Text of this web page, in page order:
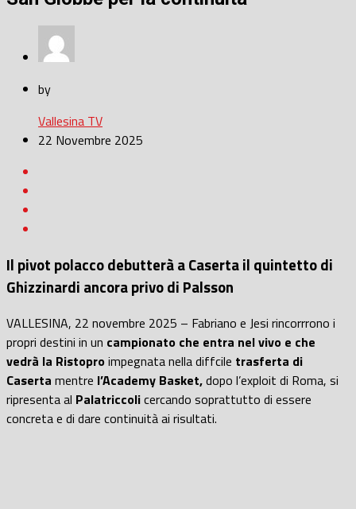
by
Vallesina TV
22 Novembre 2025
Il pivot polacco debutterà a Caserta il quintetto di
Ghizzinardi ancora privo di Palsson
VALLESINA, 22 novembre 2025 – Fabriano e Jesi rincorrrono i
propri destini in un campionato che entra nel vivo e che
vedrà la Ristoproimpegnata nella diffcile trasferta di
Caserta mentre l’Academy Basket,dopo l’exploit di Roma, si
ripresenta al Palatriccolicercando soprattutto di essere
concreta e di dare continuità ai risultati.